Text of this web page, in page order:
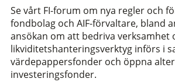
Se vårt FI-forum om nya regler och
fondbolag och AIF-förvaltare, bland
ansökan om att bedriva verksamhet
likviditetshanteringsverktyg införs i
värdepappersfonder och öppna
investeringsfonder.